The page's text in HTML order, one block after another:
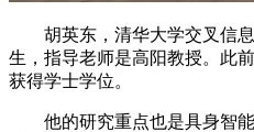
胡英东，清华大学交叉信息
生，指导老师是高阳教授。此
获得学士学位。
他的研究重点也是具身智能